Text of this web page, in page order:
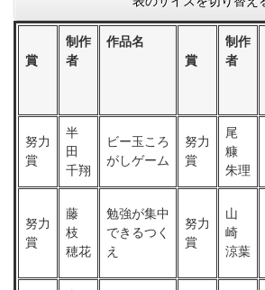
賞
制作
者
作品名
賞
制作
者
努力
賞
半
田
千翔
ビー玉ころ
がしゲーム
努力
賞
尾
糠
朱理
努力
賞
藤
枝
穂花
勉強が集中
できるつく
え
努力
賞
山
崎
涼葉